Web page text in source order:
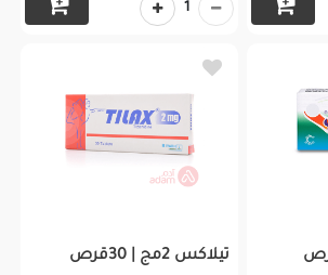
1
تيلاكس 2مج | 30قرص